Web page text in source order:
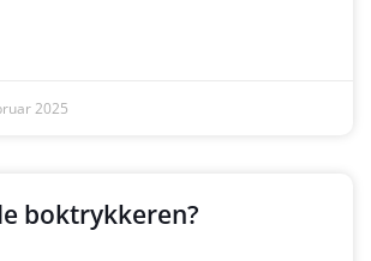
2025
boktrykkeren?